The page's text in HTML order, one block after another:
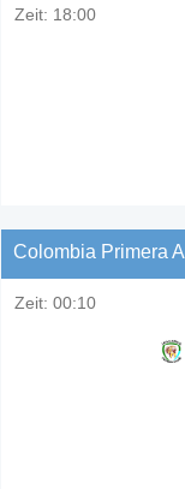
Zeit: 18:00
Colombia Primera A
Zeit: 00:10